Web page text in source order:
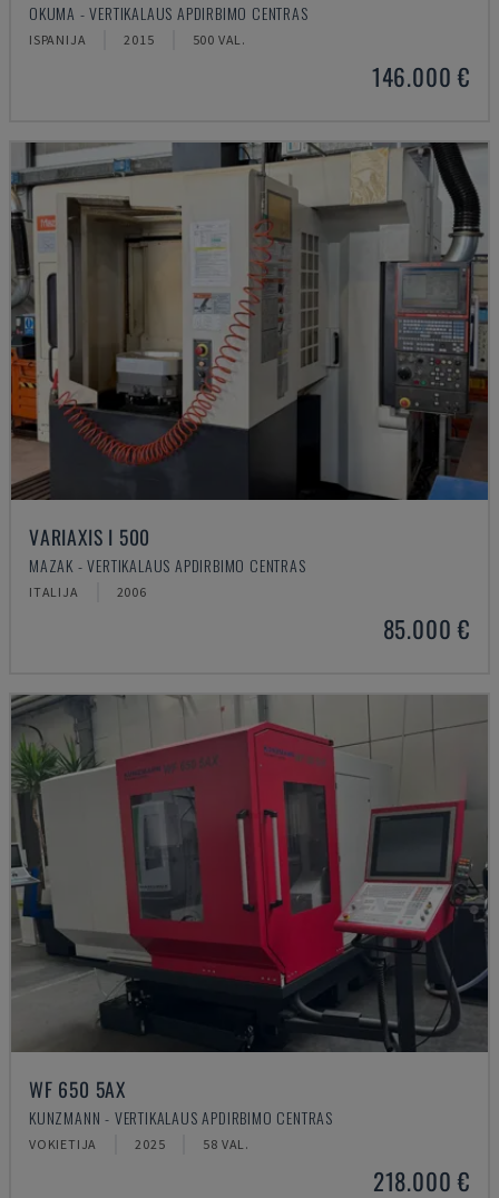
OKUMA - VERTIKALAUS APDIRBIMO CENTRAS
ISPANIJA 2015 500 VAL.
146.000 €
VARIAXIS I 500
MAZAK - VERTIKALAUS APDIRBIMO CENTRAS
ITALIJA 2006
85.000 €
WF 650 5AX
KUNZMANN - VERTIKALAUS APDIRBIMO CENTRAS
VOKIETIJA 2025 58 VAL.
218.000 €